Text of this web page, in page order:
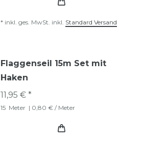
* inkl. ges. MwSt. inkl. Standard Versand
Flaggenseil 15m Set mit
Haken
11,95 € *
15 Meter | 0,80 € / Meter